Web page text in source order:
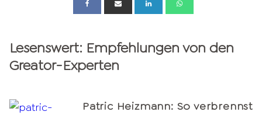
Lesenswert: Empfehlungen von den
Greator-Experten
Patric Heizmann: So verbrennst